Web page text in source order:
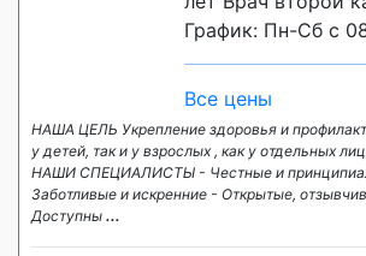
График: Пн-Сб с
Все цены
НАША ЦЕЛЬ Укрепление здоровья и
у детей, так и у взрослых , как у отдельных
НАШИ СПЕЦИАЛИСТЫ - Честные и
Заботливые и искренние - Открытые,
Доступны ...